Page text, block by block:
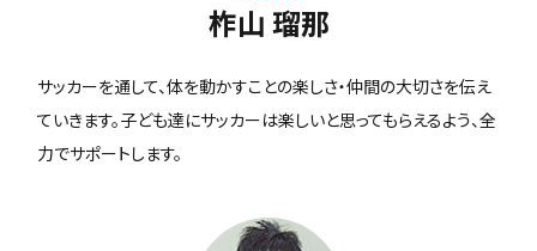
柞山 瑠那
サッカーを通して、体を動かすことの楽しさ・仲間の大切さを伝え
ていきます。子ども達にサッカーは楽しいと思ってもらえるよう、全
力でサポートします。